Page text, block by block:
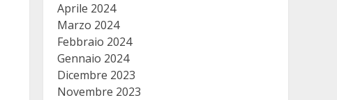
Aprile 2024
Marzo 2024
Febbraio 2024
Gennaio 2024
Dicembre 2023
Novembre 2023